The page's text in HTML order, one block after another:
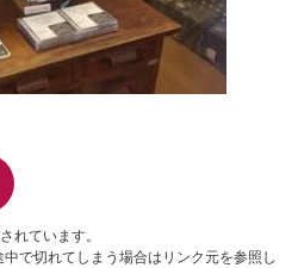
れています。
で切れてしまう場合はリンク元を参照し